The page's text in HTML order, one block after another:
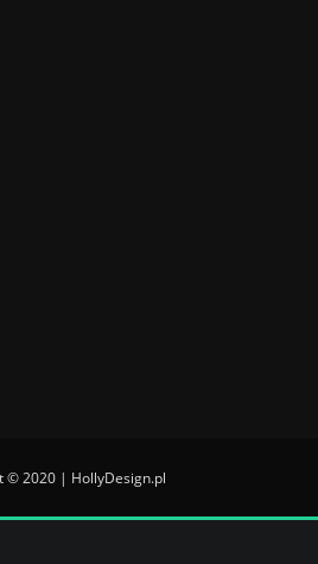
© 2020 | HollyDesign.pl